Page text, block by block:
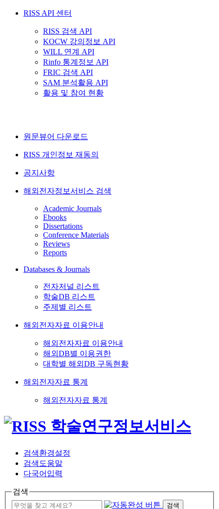
RISS API 센터
RISS 검색 API
KOCW 강의정보 API
WILL 연계 API
Rinfo 통계정보 API
FRIC 검색 API
SAM 분석활용 API
활용 및 참여 현황
원문뷰어 다운로드
RISS 개인정보 재동의
공지사항
해외전자정보서비스 검색
Academic Journals
Ebooks
Dissertations
Conference Materials
Reviews
Reports
Databases & Journals
전자저널 리스트
학술DB 리스트
주제별 리스트
해외전자자료 이용안내
해외전자자료 이용안내
해외DB별 이용권한
대학별 해외DB 구독현황
해외전자자료 통계
해외전자자료 통계
검색환경설정
검색도움말
다국어입력
검색
검색